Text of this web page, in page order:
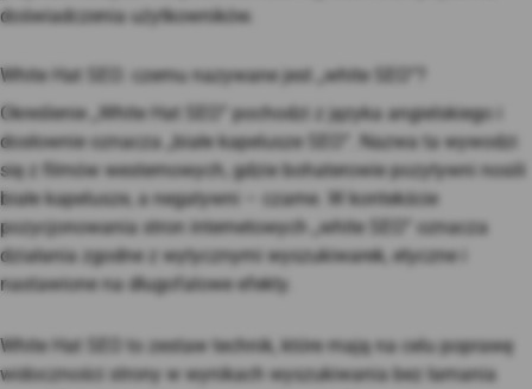
doświadczenia użytkowników.
White Hat SEO: czemu nazywane jest „white SEO”?
Określenie „White Hat SEO” pochodzi z języka angielskiego i
dosłownie oznacza „białe kapelusze SEO”. Nazwa ta wywodzi
się z filmów westernowych, gdzie bohaterowie pozytywni nosili
białe kapelusze, a negatywni – czarne. W kontekście
pozycjonowania stron internetowych „white SEO” oznacza
działania zgodne z wytycznymi wyszukiwarek, etyczne i
nastawione na długofalowe efekty.
White Hat SEO to zestaw technik, które mają na celu poprawę
widoczności strony w wynikach wyszukiwania bez łamania